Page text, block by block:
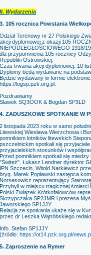
II. Wydarzenia
3. 105 rocznica Powstania
Odział Terenowy nr 27 Polskiego
akcji dyplomowej z okazji 105
NIEPODLEGŁOŚCIOWEGO 1918/
dla przypomnienia 105 rocznicy
Republiki Ostrowskiej.
Czas trwania akcji dyplomowej: 10
Dyplomy będą wydawane na
Będzie wydawany w formie
https://logsp.pzk.org.pl.
Pozdrawiamy
Sławek SQ3OOK & Bogdan SP3LD
4. ZADUSZKOWE SPOTKANIE W
2 listopada 2023 roku w samo
Litewskiej Wiesława Wierzchosia i
pomnikiem lotników litewskich
pszczelnickim spotkali się
przyjacielskich stosunków i
Przed pomnikiem spotkali się
"Świteź", Łukasz Lendner dyrektor
IPN Szczecin, Witold Narkiewicz
bryg. Marek Popławski zastępca
Norsesowicz reprezentujący
Przybyli w miejscu tragicznej śmierci
Polski Związek Krótkofalowców
Skrzypczaka SP2JMR i prezesa
Jaworskiego SP1JJY.
Relacja ze spotkania ukaże się w
przez dr Leszka Wątróbskiego
Info. Stefan SP1JJY
(źródło: https://ot14.pzk.org.pl/
5. Zaproszenie na Rymer